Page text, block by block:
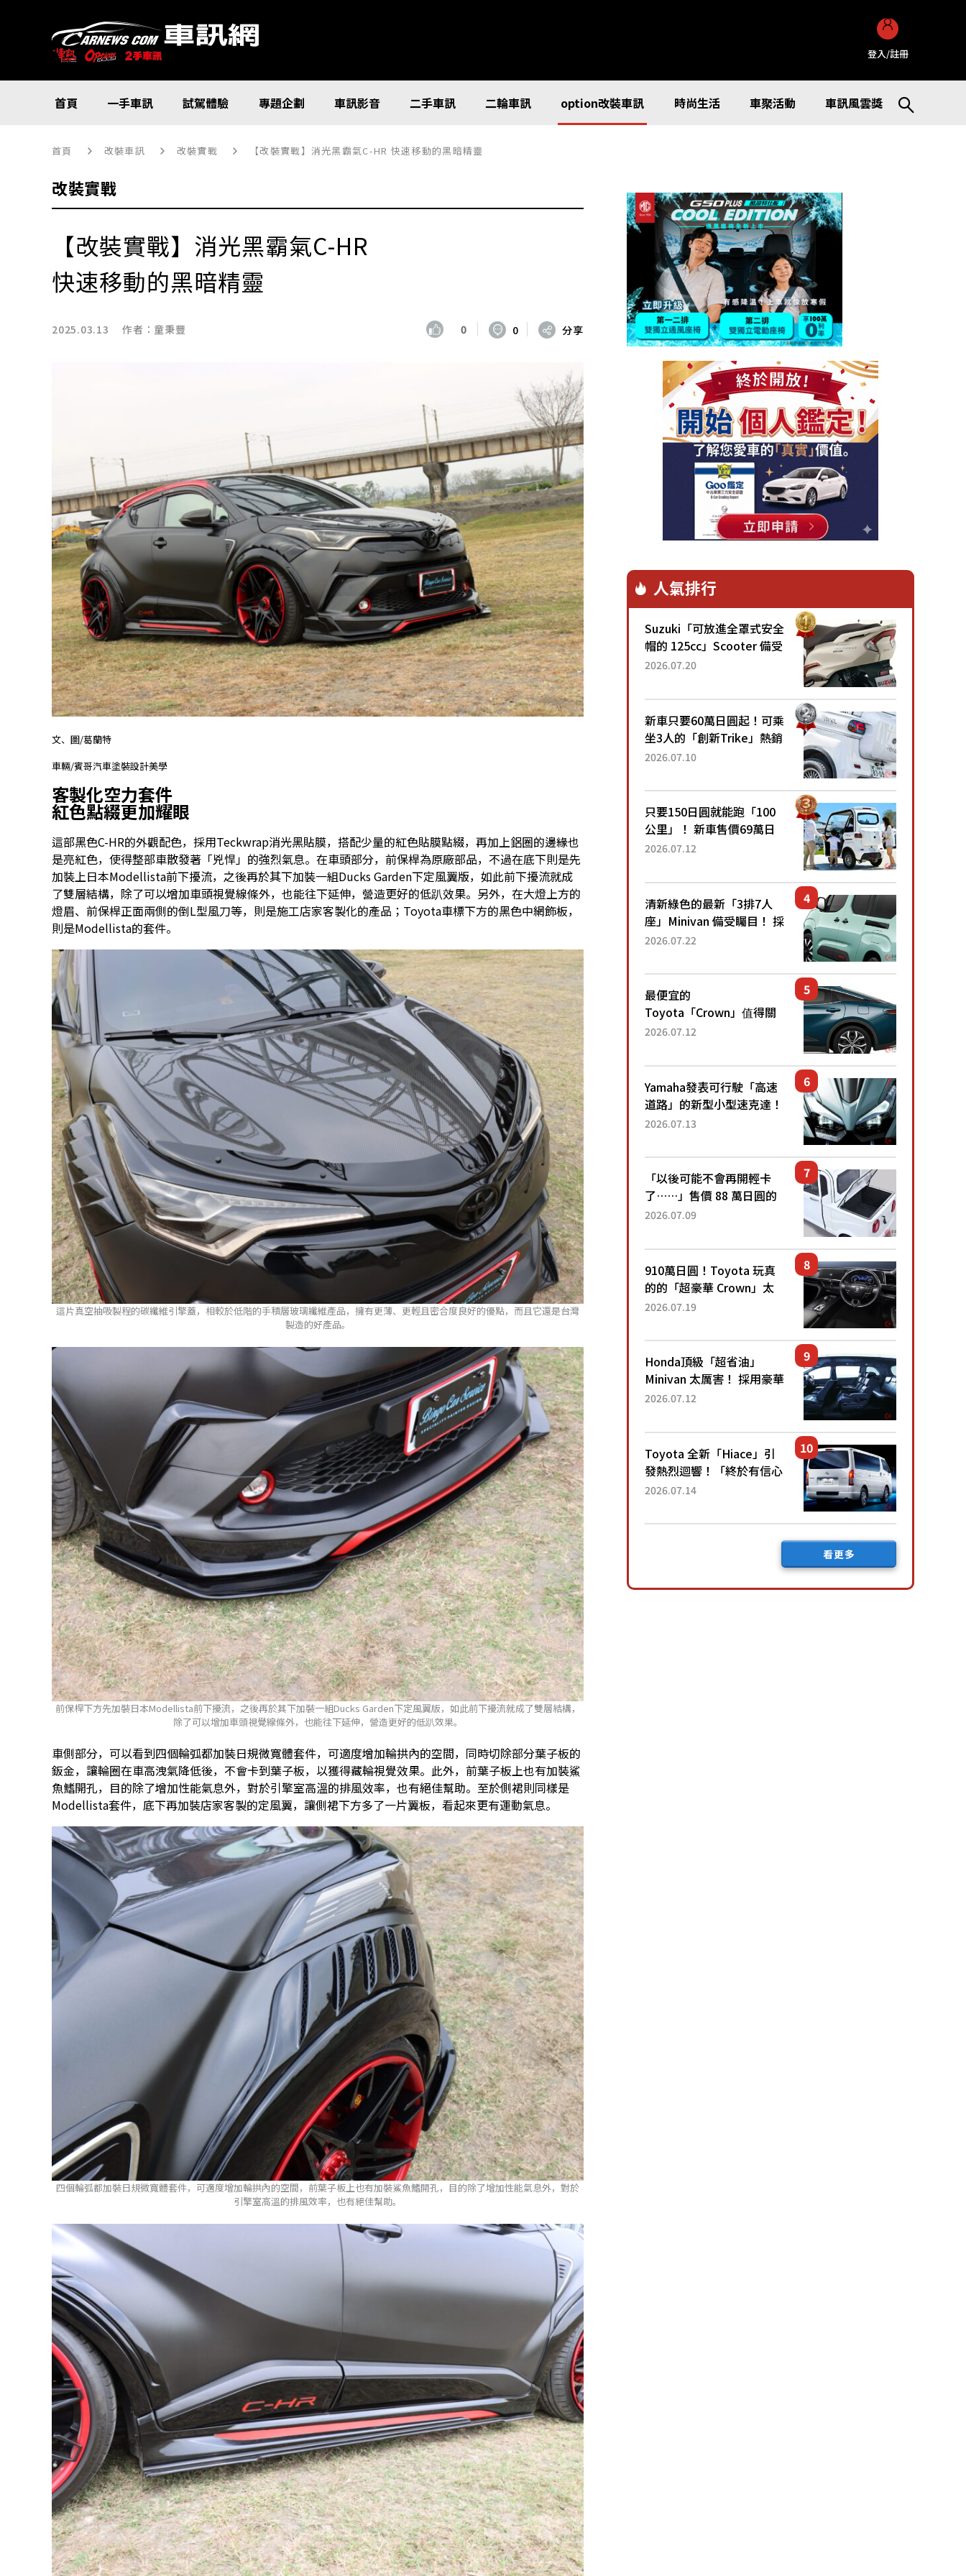
登入/註冊
首頁 一手車訊 試駕體驗 專題企劃 車訊影音 二手車訊 二輪車訊 option改裝車訊 時尚生活 車聚活動 車訊風雲獎
首頁 改裝車訊 改裝實戰 【改裝實戰】消光黑霸氣C-HR 快速移動的黑暗精靈
改裝實戰
【改裝實戰】消光黑霸氣C-HR
快速移動的黑暗精靈
2025.03.13 作者： 童秉豐 0 0 分享
文、圖/葛蘭特
車輛/賓哥汽車塗裝設計美學
客製化空力套件
紅色點綴更加耀眼
這部黑色C-HR的外觀配色，採用Teckwrap消光黑貼膜，搭配少量的紅色貼膜點綴，再加上鋁圈的邊緣也
是亮紅色，使得整部車散發著「兇悍」的強烈氣息。在車頭部分，前保桿為原廠部品，不過在底下則是先
加裝上日本Modellista前下擾流，之後再於其下加裝一組Ducks Garden下定風翼版，如此前下擾流就成
了雙層結構，除了可以增加車頭視覺線條外，也能往下延伸，營造更好的低趴效果。另外，在大燈上方的
燈眉、前保桿正面兩側的倒L型風刀等，則是施工店家客製化的產品；Toyota車標下方的黑色中網飾板，
則是Modellista的套件。
這片真空抽吸製程的碳纖維引擎蓋，相較於低階的手積層玻璃纖維產品，擁有更薄、更輕且密合度良好的優點，而且它還是台灣
製造的好產品。
前保桿下方先加裝日本Modellista前下擾流，之後再於其下加裝一組Ducks Garden下定風翼版，如此前下擾流就成了雙層結構，
除了可以增加車頭視覺線條外，也能往下延伸，營造更好的低趴效果。
車側部分，可以看到四個輪弧都加裝日規微寬體套件，可適度增加輪拱內的空間，同時切除部分葉子板的
鈑金，讓輪圈在車高洩氣降低後，不會卡到葉子板，以獲得藏輪視覺效果。此外，前葉子板上也有加裝鯊
魚鰭開孔，目的除了增加性能氣息外，對於引擎室高溫的排風效率，也有絕佳幫助。至於側裙則同樣是
Modellista套件，底下再加裝店家客製的定風翼，讓側裙下方多了一片翼板，看起來更有運動氣息。
四個輪弧都加裝日規微寬體套件，可適度增加輪拱內的空間，前葉子板上也有加裝鯊魚鰭開孔，目的除了增加性能氣息外，對於
引擎室高溫的排風效率，也有絕佳幫助。
人氣排行
Suzuki「可放進全罩式安全
帽的 125cc」Scooter 備受
矚目！採用全新流線設計與
已陸續開始出口的新款
「B...
2026.07.20
新車只要60萬日圓起！可乘
坐3人的「創新Trike」熱銷
大賣成為人氣車款！「養車
日圓就能跑100公里」「小
朋友坐得...
2026.07.10
只要150日圓就能跑「100
公里」！ 新車售價69萬日
圓的「3人座」Trike大受歡
為何能迅速熱賣？
2026.07.12
清新綠色的最新「3排7人
座」Minivan 備受矚目！ 採
用全長4.7公尺剛剛好的車
還推出467萬元日圓起的5
人座版...
2026.07.22
最便宜的
Toyota「Crown」值得關
注！ 搭載4WD、每公升
眼！ 配備豐富、超越售價
水準，堪稱高CP值代表的
「...
2026.07.12
Yamaha發表可行駛「高速
道路」的新型小型速克達！
搭載能享受超強勁「渦輪
高階「Super Sport」車款
相同的...
2026.07.13
「以後可能不會再開輕卡
了……」售價 88 萬日圓的
「超迷你輕型貨車」引發兩
100 公里！」「免驗車真的
太棒了！...
2026.07.09
910萬日圓！Toyota 玩真
的的「超豪華 Crown」太
厲害了！採用由「匠人技
運動化「底盤設定」！還配
備專屬豪華...
2026.07.19
Honda頂級「超省油」
Minivan 太厲害！ 採用豪華
「真皮座椅」與專屬「黑色
公里，兼具優異節能表現與
舒適「三...
2026.07.12
Toyota 全新「Hiace」引
發熱烈迴響！「終於有信心
下訂了！」「哪個等級交車
後竟然還要等「超過半年」
2026.07.14
看更多